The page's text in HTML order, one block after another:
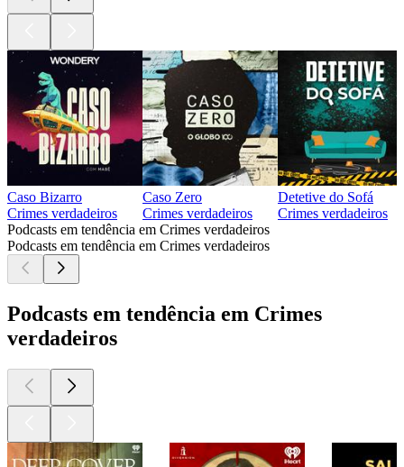
Caso Bizarro
Crimes verdadeiros
Caso Zero
Crimes verdadeiros
Detetive do Sofá
Crimes verdadeiros
Podcasts em tendência em Crimes verdadeiros
Podcasts em tendência em Crimes verdadeiros
Podcasts em tendência em Crimes
verdadeiros